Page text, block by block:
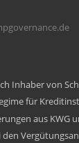
Inhaber von
für
aus KWG
den